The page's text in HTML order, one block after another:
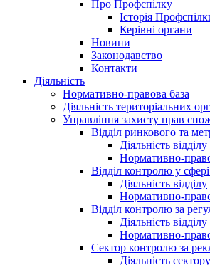
Про Профспілку
Історія
Керівні органи
Новини
Законодавство
Контакти
Діяльність
Нормативно-правова база
Діяльність територіальних
Управління захисту прав
Відділ ринкового та
Діяльність відділу
Нормативно-
Відділ контролю у сфері
Діяльність відділу
Нормативно-
Відділ контролю за
Діяльність відділу
Нормативно-
Сектор контролю за
Діяльність сектору